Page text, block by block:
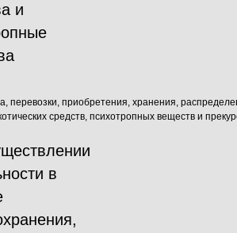
и
перевозки, приобретения, хранения,
средств, психотропных веществ и
в